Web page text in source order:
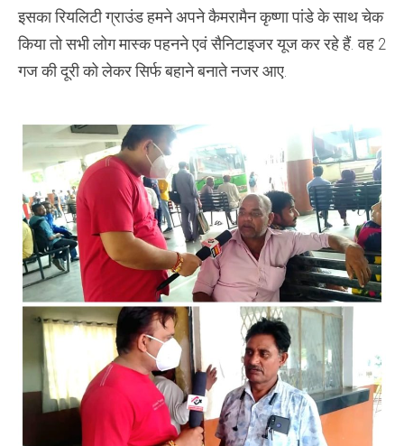
इसका रियलिटी ग्राउंड हमने अपने कैमरामैन कृष्णा पांडे के साथ चेक
किया तो सभी लोग मास्क पहनने एवं सैनिटाइजर यूज कर रहे हैं. वह 2
गज की दूरी को लेकर सिर्फ बहाने बनाते नजर आए.